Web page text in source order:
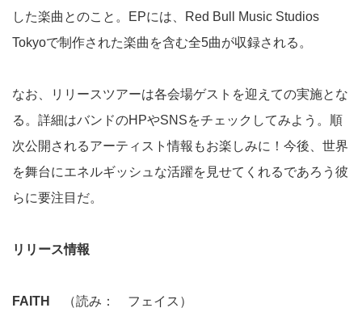
した楽曲とのこと。EPには、Red Bull Music Studios
Tokyoで制作された楽曲を含む全5曲が収録される。
なお、リリースツアーは各会場ゲストを迎えての実施とな
る。詳細はバンドのHPやSNSをチェックしてみよう。順
次公開されるアーティスト情報もお楽しみに！今後、世界
を舞台にエネルギッシュな活躍を見せてくれるであろう彼
らに要注目だ。
リリース情報
FAITH （読み： フェイス）